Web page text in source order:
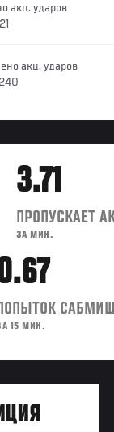
акц. ударов
акц. ударов
3.71
ПРОПУСКАЕТ
ЗА МИН.
15 МИН.